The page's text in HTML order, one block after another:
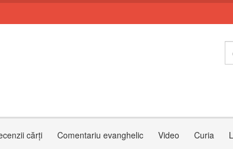
cărți Comentariu evanghelic Video Curia